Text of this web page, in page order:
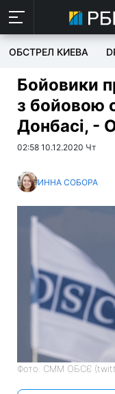
ОБСТРЕЛ КИЕВА
Бойовики
з бойовою
Донбасі, -
02:58 10.12.2020 Чт
ИННА СОБОРА
Фото: СММ ОБСЄ